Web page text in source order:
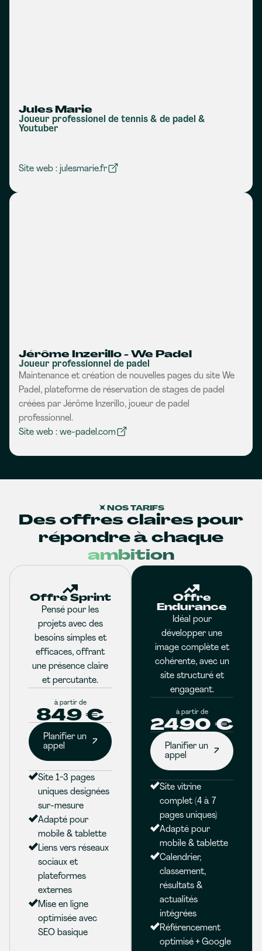
Jules Marie
Joueur professionel de tennis & de padel &
Youtuber
Site web : julesmarie.fr
Jérôme Inzerillo - We Padel
Joueur professionnel de padel
Maintenance et création de nouvelles pages du site We
Padel, plateforme de réservation de stages de padel
créées par Jérôme Inzerillo, joueur de padel
professionnel.
Site web : we-padel.com
NOS TARIFS
Des offres claires pour
répondre à chaque
ambition
Offre Sprint
Pensé pour les
projets avec des
besoins simples et
efficaces, offrant
une présence claire
et percutante.
à partir de
849 €
Planifier un
appel
Site 1-3 pages
uniques designées
sur-mesure
Adapté pour
mobile & tablette
Liens vers réseaux
sociaux et
plateformes
externes
Mise en ligne
optimisée avec
SEO basique
Offre
Endurance
Idéal pour
développer une
image complète et
cohérente, avec un
site structuré et
engageant.
à partir de
2490 €
Planifier un
appel
Site vitrine
complet (4 à 7
pages uniques)
Adapté pour
mobile & tablette
Calendrier,
classement,
résultats &
actualités
intégrées
Référencement
optimisé + Google